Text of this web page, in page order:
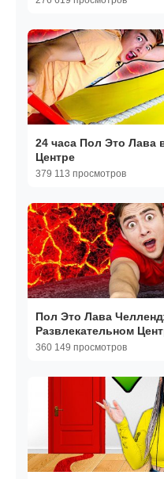
24 часа Пол Это Лава
Центре
379 113 просмотров
Пол Это Лава
Развлекательном
360 149 просмотров